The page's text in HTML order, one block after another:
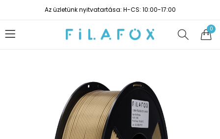
Az üzletünk nyitvatartása: H-CS: 10:00-17:00
0